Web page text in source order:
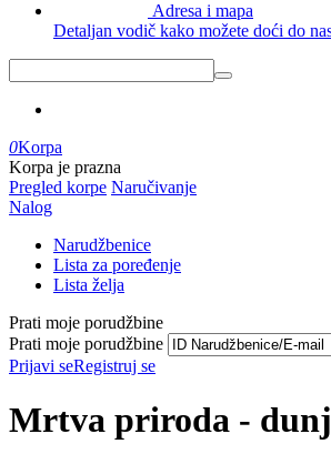
Adresa i mapa
Detaljan vodič kako možete doći do
0Korpa
Korpa je prazna
Pregled korpe Naručivanje
Nalog
Narudžbenice
Lista za poređenje
Lista želja
Prati moje porudžbine
Prati moje porudžbine
Prijavi seRegistruj se
Mrtva priroda -